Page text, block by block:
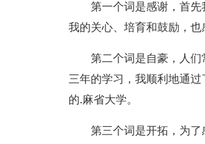
第一个词是感谢，首
我的关心、培育和鼓励，也
第二个词是自豪，人
三年的学习，我顺利地通
的.麻省大学。
第三个词是开拓，为